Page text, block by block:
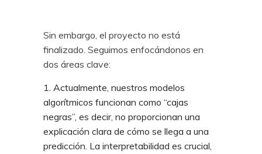
Sin embargo, el proyecto no está
finalizado. Seguimos enfocándonos en
dos áreas clave:
Actualmente, nuestros modelos
algorítmicos funcionan como “cajas
negras”, es decir, no proporcionan una
explicación clara de cómo se llega a una
predicción. La interpretabilidad es crucial,